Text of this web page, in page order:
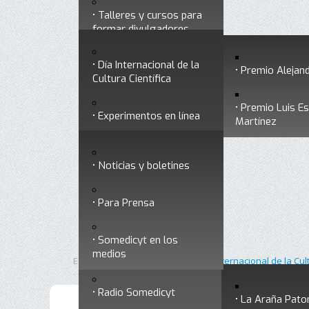
Historia
Premios a divulgadores Premio
Premio Luis
Martínez
Talleres y cursos para
formar divulgadores
Otros servicios
Divulgación
Día Internacional de la
Cultura Científica
Experimentos en línea
Ciencia y Tecnología
Nuestra ciencia
responde
Radio Somedicyt La Araña
Noticias
Noticias y boletines
Para Prensa
Somedicyt en los
medios
Está aquí: Inicio Día Internacional de la